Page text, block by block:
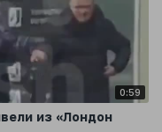
0:59
из «Лондон